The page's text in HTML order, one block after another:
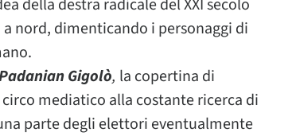
della destra radicale del XXI secolo
nord, dimenticando i personaggi di
Gigolò, la copertina di
mediatico alla costante ricerca di
parte degli elettori eventualmente